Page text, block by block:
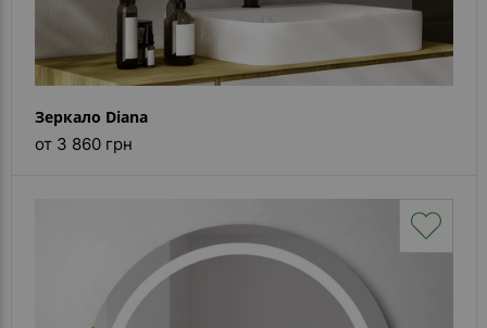
Зеркало Diana
от 3 860 грн